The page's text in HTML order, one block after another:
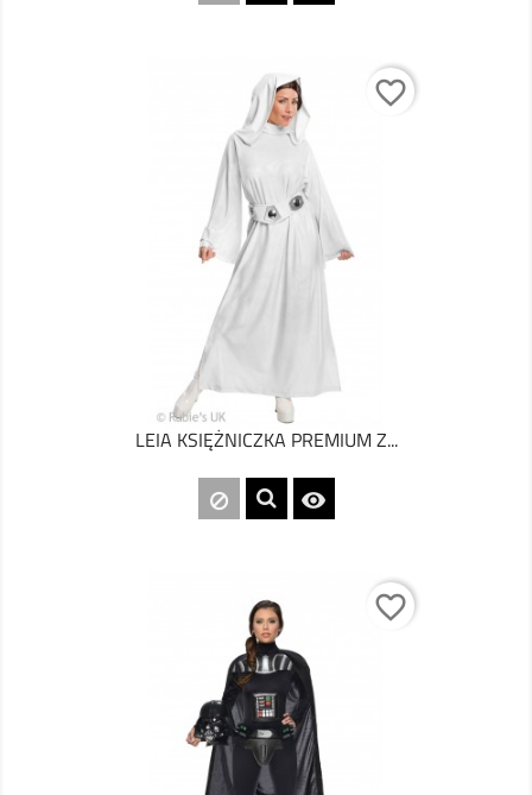
favorite_border
LEIA KSIĘŻNICZKA PREMIUM Z...

favorite_border